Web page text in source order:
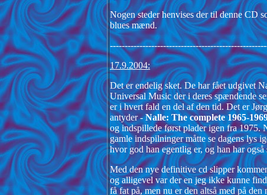
Nogen steder henvises der til denne CD
blues mænd.
17.9.2004:
Det er endelig sket. De har fået udgivet
Universal Music der i deres spændende
er i hvert fald en del af den tid. Det er
antyder -Nalle: The complete 1965-
og indspillede først plader igen fra 1975.
gamle indspilninger måtte se dagens lys
hvor god han egentlig er, og han har
Med den nye definitive cd slipper
og alligevel var der en jeg ikke kunne
få fat på, men nu er den altså med på den